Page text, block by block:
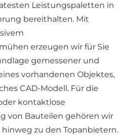
Leistungspaletten in
bereithalten. Mit
erzeugen wir für Sie
gemessener und
vorhandenen Objektes,
CAD-Modell. Für die
kontaktlose
von Bauteilen gehören wir
zu den Topanbietern.